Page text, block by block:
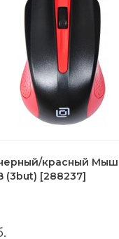
красный
(3but) [288237]